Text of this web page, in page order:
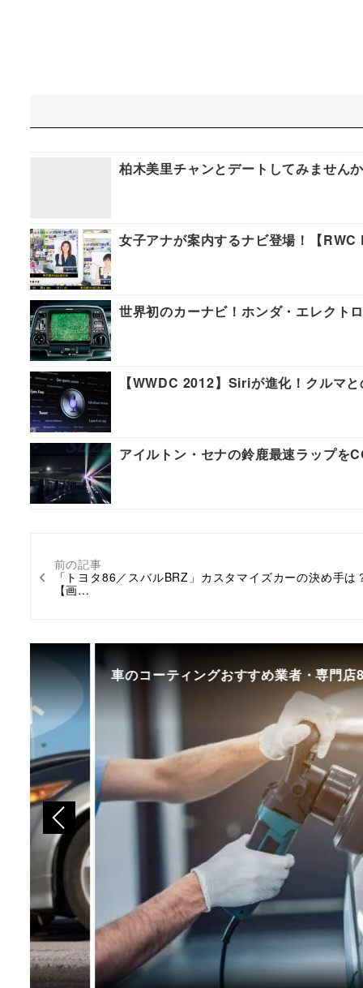
前の記事
「トヨタ86／スバルBRZ」カスタマイズカーの決め手は
【画…
柏木美里チャンとデートしてみません
女子アナが案内するナビ登場！【
世界初のカーナビ！ホンダ・エレクト
【WWDC 2012】Siriが進化！クルマ
アイルトン・セナの鈴鹿最速ラップを
車のコーティングおすすめ業者・専門